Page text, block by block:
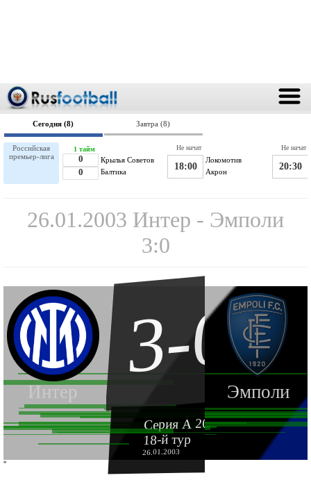
Сегодня (8) Завтра (8)
Российская
премьер-лига
Крылья Советов
0
0
Балтика
1 тайм
Локомотив
18:00 Акрон
Не начат
20:30
Не начат
26.01.2003 Интер - Эмполи
3:0
Интер Эмполи
3-0
Серия А 2002-2003
18-й тур
26.01.2003
''